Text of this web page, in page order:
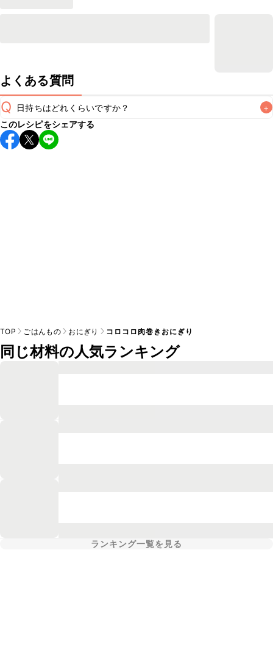
よくある質問
Q 日持ちはどれくらいですか？ +
保存期間は冷蔵で当日中が目安です。なるべくお早めにお召
し上がりください。
このレシピをシェアする
TOP ごはんもの おにぎり コロコロ肉巻きおにぎり
同じ材料の人気ランキング
ランキング一覧を見る